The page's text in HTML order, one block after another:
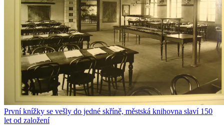
První knížky se vešly do jedné skříně, městská knihovna slaví 150
let od založení